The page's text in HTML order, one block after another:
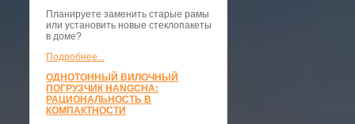
Планируете заменить старые рамы
или установить новые стеклопакеты
в доме?
Подробнее...
ОДНОТОННЫЙ ВИЛОЧНЫЙ
ПОГРУЗЧИК HANGCHA:
РАЦИОНАЛЬНОСТЬ В
КОМПАКТНОСТИ